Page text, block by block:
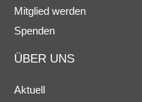
Mitglied werden
Spenden
ÜBER UNS
Aktuell